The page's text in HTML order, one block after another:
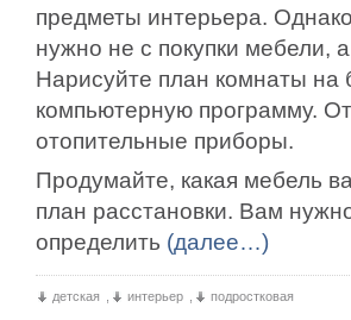
предметы интерьера.
нужно не с покупки мебели,
Нарисуйте план комнаты на
компьютерную программу.
отопительные приборы.
Продумайте, какая мебель
план расстановки. Вам
определить (далее…)
детская интерьер подростковая